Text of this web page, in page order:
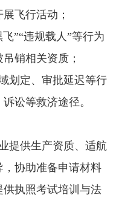
飞行活动；
”“违规载人”等行为
销相关资质；
划定、审批延迟等行
讼等救济途径。
提供生产资质、适航
协助准备申请材料
执照考试培训与法